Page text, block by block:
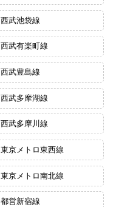
西武池袋線
西武有楽町線
西武豊島線
西武多摩湖線
西武多摩川線
東京メトロ東西線
東京メトロ南北線
都営新宿線